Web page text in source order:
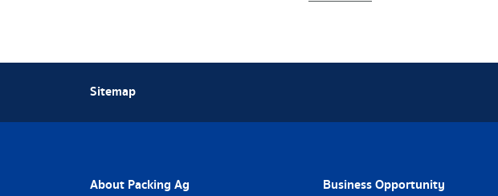
Sitemap
About Packing Ag Business Opportunity